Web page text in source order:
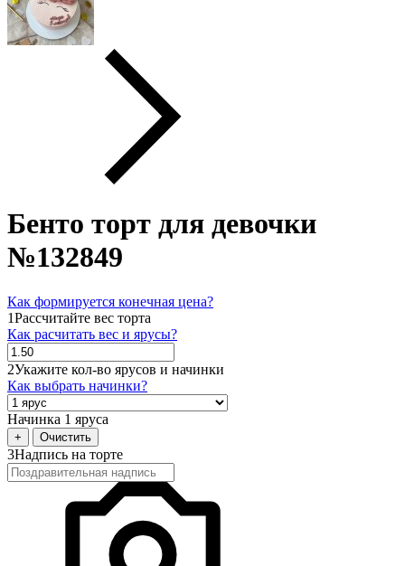
Бенто торт для девочки
№132849
Как формируется конечная цена?
1Рассчитайте вес торта
Как расчитать вес и ярусы?
2Укажите кол-во ярусов и начинки
Как выбрать начинки?
Начинка 1 яруса
+ Очистить
3Надпись на торте